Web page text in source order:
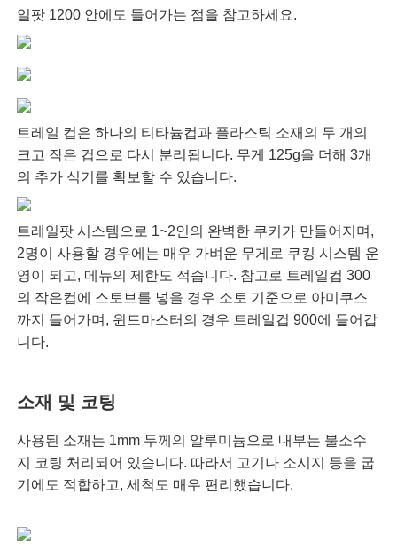
일팟 1200 안에도 들어가는 점을 참고하세요.
트레일 컵은 하나의 티타늄컵과 플라스틱 소재의 두 개의
크고 작은 컵으로 다시 분리됩니다. 무게 125g을 더해 3개
의 추가 식기를 확보할 수 있습니다.
트레일팟 시스템으로 1~2인의 완벽한 쿠커가 만들어지며,
2명이 사용할 경우에는 매우 가벼운 무게로 쿠킹 시스템 운
영이 되고, 메뉴의 제한도 적습니다. 참고로 트레일컵 300
의 작은컵에 스토브를 넣을 경우 소토 기준으로 아미쿠스
까지 들어가며, 윈드마스터의 경우 트레일컵 900에 들어갑
니다.
소재 및 코팅
사용된 소재는 1mm 두께의 알루미늄으로 내부는 불소수
지 코팅 처리되어 있습니다. 따라서 고기나 소시지 등을 굽
기에도 적합하고, 세척도 매우 편리했습니다.